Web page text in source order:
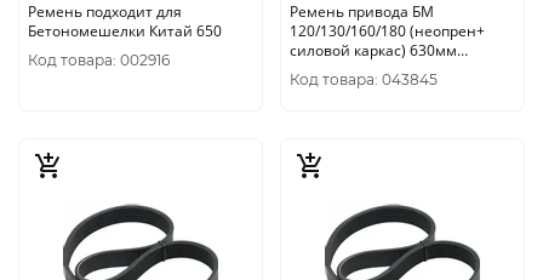
Ремень подходит для
Бетономешелки Китай 650
Код товара: 002916
Ремень привода БМ
120/130/160/180 (неопрен+
силовой каркас) 630мм
DEKADO
Код товара: 043845